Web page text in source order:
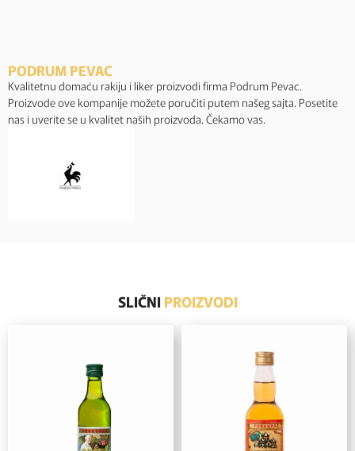
PODRUM PEVAC
Kvalitetnu domaću rakiju i liker proizvodi firma Podrum Pevac.
Proizvode ove kompanije možete poručiti putem našeg sajta. Posetite
nas i uverite se u kvalitet naših proizvoda. Čekamo vas.
SLIČNI PROIZVODI